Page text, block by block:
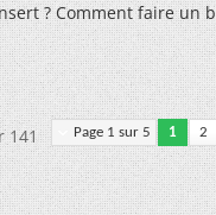
? Comment faire un
Page 1 sur 5 1 2
141